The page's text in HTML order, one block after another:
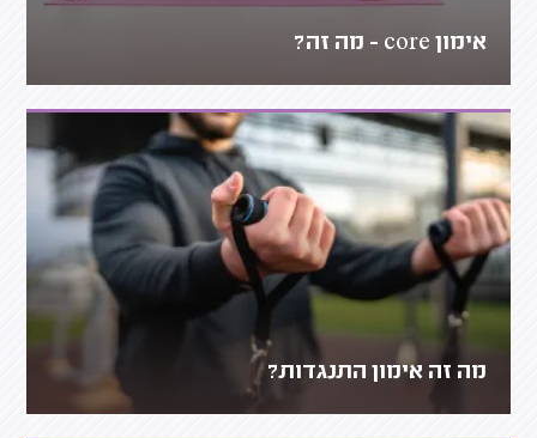
אימון core - מה זה?
מה זה אימון התנגדות?